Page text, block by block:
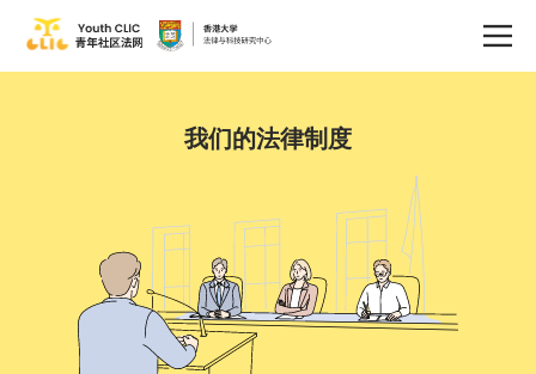
我们的法律制度